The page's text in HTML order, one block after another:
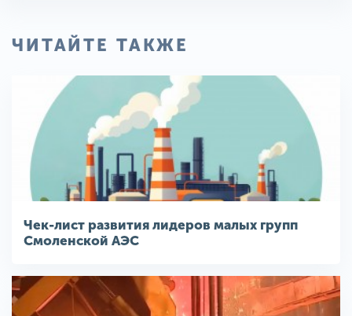
ЧИТАЙТЕ ТАКЖЕ
Чек-лист развития лидеров малых групп
Смоленской АЭС